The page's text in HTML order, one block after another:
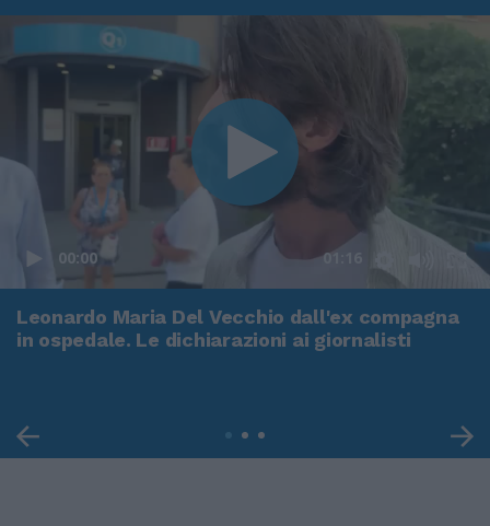
00:00 01:16
Leonardo Maria Del Vecchio dall'ex compagna
in ospedale. Le dichiarazioni ai giornalisti